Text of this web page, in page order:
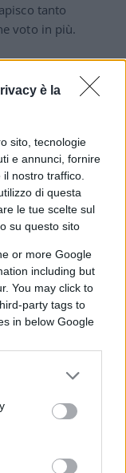
è la
sito, tecnologie
e annunci, fornire
nostro traffico.
di questa
le tue scelte sul
su questo sito
or more Google
including but
You may click to
party tags to
in below Google
tanto
voto in più.
si respirava in
parte. Io, ad
comunità del
cultura, magari